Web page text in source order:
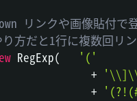
リンクや画像貼付で
方だと1行に複数回リ
RegExp(
'('
+
+